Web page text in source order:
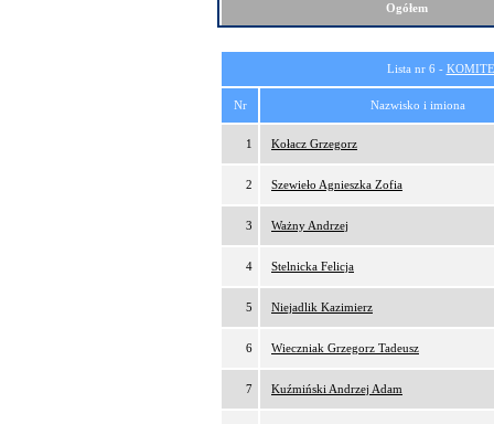
Ogółem
Lista nr 6 -
Nr Nazwisko i imiona
1 Kołacz Grzegorz
2 Szewieło Agnieszka Zofia
3 Ważny Andrzej
4 Stelnicka Felicja
5 Niejadlik Kazimierz
6 Wieczniak Grzegorz Tadeusz
7 Kuźmiński Andrzej Adam